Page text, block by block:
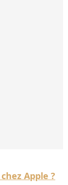
Apple ?